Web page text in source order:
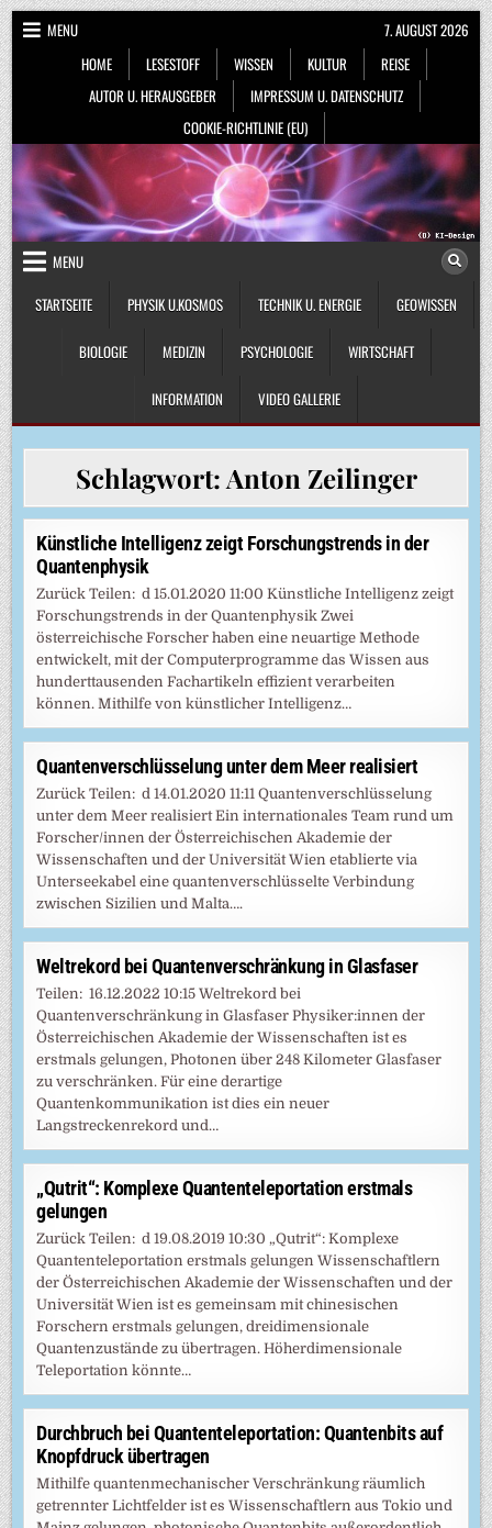
Skip
to
content
MENU
HOME
LESESTOFF WISSEN KULTUR
REISE
AUTOR U. HERAUSGEBER
IMPRESSUM U. DATENSCHUTZ
COOKIE-RICHTLINIE (EU)
7. AUGUST 2026
MENU
STARTSEITE
PHYSIK U.KOSMOS TECHNIK U. ENERGIE GEOWISSEN
BIOLOGIE MEDIZIN PSYCHOLOGIE WIRTSCHAFT
INFORMATION VIDEO GALLERIE
Schlagwort:Anton Zeilinger
Künstliche Intelligenz zeigt Forschungstrends in der
Quantenphysik
Zurück Teilen: d 15.01.2020 11:00 Künstliche Intelligenz zeigt
Forschungstrends in der Quantenphysik Zwei
österreichische Forscher haben eine neuartige Methode
entwickelt, mit der Computerprogramme das Wissen aus
hunderttausenden Fachartikeln effizient verarbeiten
können. Mithilfe von künstlicher Intelligenz…
Quantenverschlüsselung unter dem Meer realisiert
Zurück Teilen: d 14.01.2020 11:11 Quantenverschlüsselung
unter dem Meer realisiert Ein internationales Team rund um
Forscher/innen der Österreichischen Akademie der
Wissenschaften und der Universität Wien etablierte via
Unterseekabel eine quantenverschlüsselte Verbindung
zwischen Sizilien und Malta….
Weltrekord bei Quantenverschränkung in Glasfaser
Teilen: 16.12.2022 10:15 Weltrekord bei
Quantenverschränkung in Glasfaser Physiker:innen der
Österreichischen Akademie der Wissenschaften ist es
erstmals gelungen, Photonen über 248 Kilometer Glasfaser
zu verschränken. Für eine derartige
Quantenkommunikation ist dies ein neuer
Langstreckenrekord und…
„Qutrit“: Komplexe Quantenteleportation erstmals
gelungen
Zurück Teilen: d 19.08.2019 10:30 „Qutrit“: Komplexe
Quantenteleportation erstmals gelungen Wissenschaftlern
der Österreichischen Akademie der Wissenschaften und der
Universität Wien ist es gemeinsam mit chinesischen
Forschern erstmals gelungen, dreidimensionale
Quantenzustände zu übertragen. Höherdimensionale
Teleportation könnte…
Durchbruch bei Quantenteleportation: Quantenbits auf
Knopfdruck übertragen
Mithilfe quantenmechanischer Verschränkung räumlich
getrennter Lichtfelder ist es Wissenschaftlern aus Tokio und